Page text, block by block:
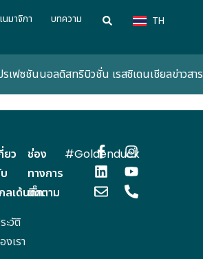
นมาจิกา บทความ TH
CN
รเฟซชันนอลดิสทริบิวชั่น เรสซิเดนเชียลข่าวสาร
ยว
ลเด้นดั๊ก
ะวัติ
งเรา
ช่อง
ทางการ
ติดตาม
#Goldenduck